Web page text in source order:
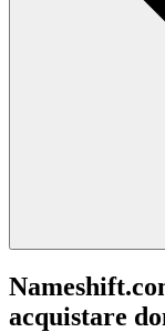
acquistare